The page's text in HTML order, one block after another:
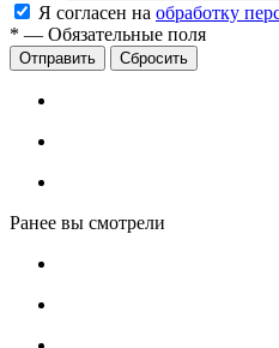
Я согласен на обработку
* — Обязательные поля
Сбросить
Ранее вы смотрели